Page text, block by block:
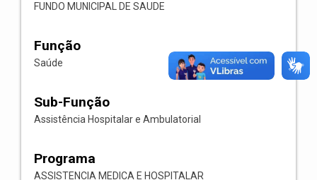
FUNDO MUNICIPAL DE SAUDE
Função
Saúde
Sub-Função
Assistência Hospitalar e Ambulatorial
Programa
ASSISTENCIA MEDICA E HOSPITALAR